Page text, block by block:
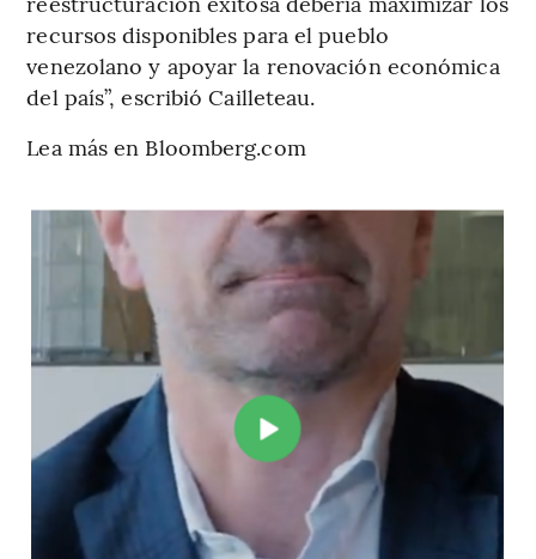
recursos disponibles para el pueblo
venezolano y apoyar la renovación económica
del país”, escribió Cailleteau.
Lea más en Bloomberg.com